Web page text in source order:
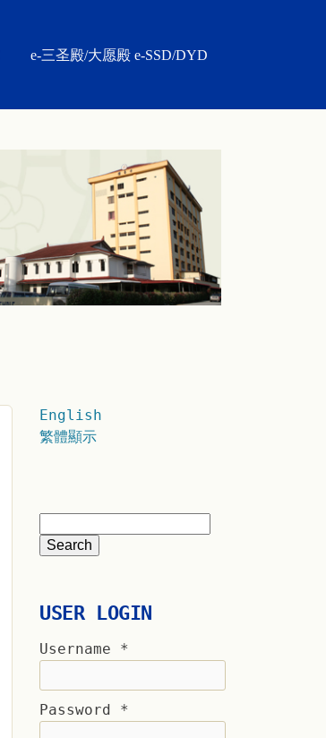
e-三圣殿/大愿殿 e-SSD/DYD
English
繁體顯示
USER LOGIN
Username *
Password *